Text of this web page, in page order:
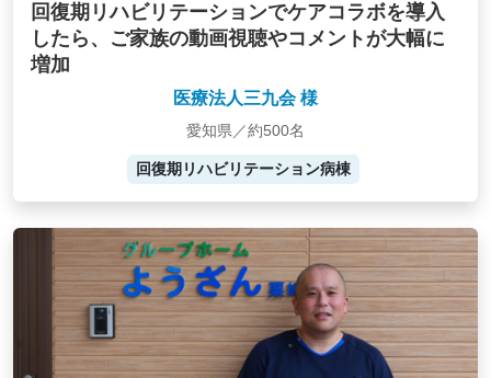
回復期リハビリテーションでケアコラボを導入
したら、ご家族の動画視聴やコメントが大幅に
増加
医療法人三九会 様
愛知県／約500名
回復期リハビリテーション病棟